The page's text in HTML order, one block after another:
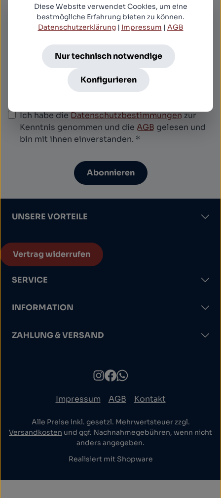
Angebote informiert werden.
Newsletter abonnieren
E-Mail-Adresse*
Diese Seite ist durch reCAPTCHA geschützt und
Datenschutzrichtlinie
Nutzungsbedingungen.
Ich habe die Datenschutzbestimmungen zur
Kenntnis genommen und die AGB gelesen und
bin mit ihnen einverstanden. *
Abonnieren
UNSERE VORTEILE
Vertrag widerrufen
SERVICE
INFORMATION
ZAHLUNG & VERSAND
Impressum AGB Kontakt
Alle Preise inkl. gesetzl. Mehrwertsteuer zzgl.
Versandkosten und ggf. Nachnahmegebühren, wenn nicht
anders angegeben.
Realisiert mit Shopware
Diese Website verwendet Cookies, um eine
bestmögliche Erfahrung bieten zu können.
Datenschutzerklärung| Impressum | AGB
Nur technisch notwendige
Konfigurieren